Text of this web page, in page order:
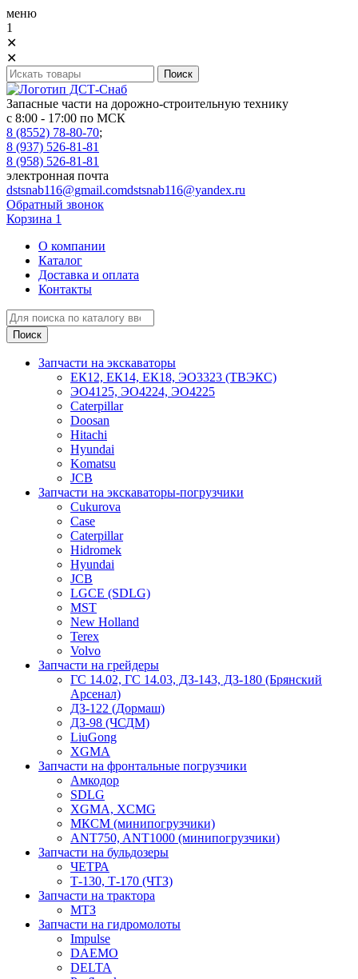
меню
1
✕
✕
Запасные части на дорожно-строительную технику
с 8:00 - 17:00 по МСК
8 (8552) 78-80-70;
8 (937) 526-81-81
8 (958) 526-81-81
электронная почта
dstsnab116@gmail.comdstsnab116@yandex.ru
Обратный звонок
Корзина 1
О компании
Каталог
Доставка и оплата
Контакты
Запчасти на экскаваторы
ЕК12, ЕК14, ЕК18, ЭО3323 (ТВЭКС)
ЭО4125, ЭО4224, ЭО4225
Caterpillar
Doosan
Hitachi
Hyundai
Komatsu
JCB
Запчасти на экскаваторы-погрузчики
Cukurova
Case
Caterpillar
Hidromek
Hyundai
JCB
LGCE (SDLG)
MST
New Holland
Terex
Volvo
Запчасти на грейдеры
ГС 14.02, ГС 14.03, ДЗ-143, ДЗ-180 (Брянский
Арсенал)
ДЗ-122 (Дормаш)
ДЗ-98 (ЧСДМ)
LiuGong
XGMA
Запчасти на фронтальные погрузчики
Амкодор
SDLG
XGMA, XCMG
МКСМ (минипогрузчики)
ANT750, ANT1000 (минипогрузчики)
Запчасти на бульдозеры
ЧЕТРА
Т-130, Т-170 (ЧТЗ)
Запчасти на трактора
МТЗ
Запчасти на гидромолоты
Impulse
DAEMO
DELTA